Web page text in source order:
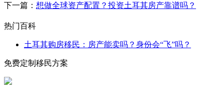
下一篇： 想做全球资产配置？投资土耳其房产靠谱吗？
热门百科
土耳其购房移民：房产能卖吗？身份会“飞”吗？
免费定制移民方案